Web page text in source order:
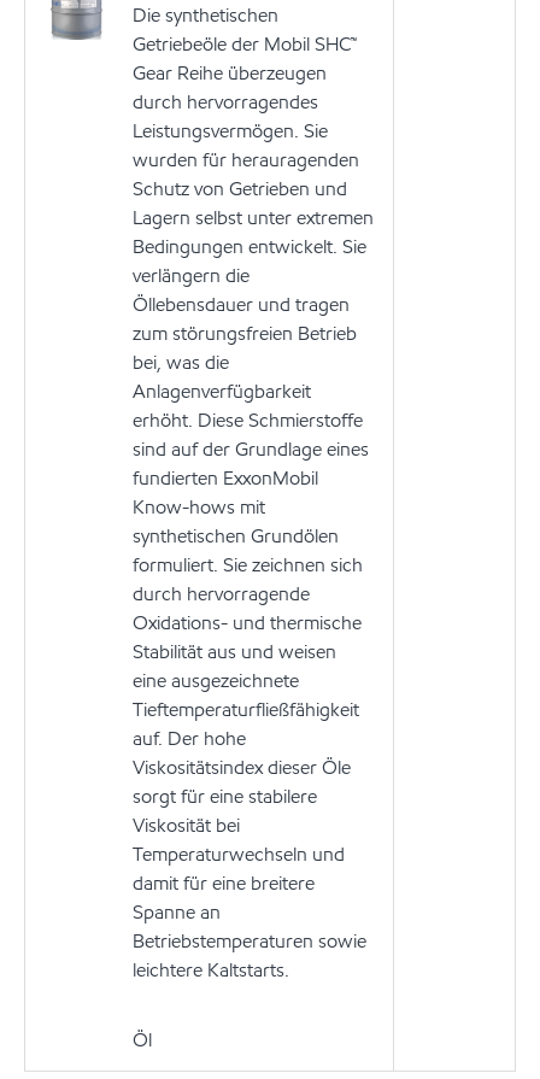
Die synthetischen
Getriebeöle der Mobil SHC™
Gear Reihe überzeugen
durch hervorragendes
Leistungsvermögen. Sie
wurden für herauragenden
Schutz von Getrieben und
Lagern selbst unter extremen
Bedingungen entwickelt. Sie
verlängern die
Öllebensdauer und tragen
zum störungsfreien Betrieb
bei, was die
Anlagenverfügbarkeit
erhöht. Diese Schmierstoffe
sind auf der Grundlage eines
fundierten ExxonMobil
Know-hows mit
synthetischen Grundölen
formuliert. Sie zeichnen sich
durch hervorragende
Oxidations- und thermische
Stabilität aus und weisen
eine ausgezeichnete
Tieftemperaturfließfähigkeit
auf. Der hohe
Viskositätsindex dieser Öle
sorgt für eine stabilere
Viskosität bei
Temperaturwechseln und
damit für eine breitere
Spanne an
Betriebstemperaturen sowie
leichtere Kaltstarts.
Öl